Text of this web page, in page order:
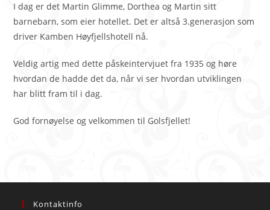
I dag er det Martin Glimme, Dorthea og Martin sitt
barnebarn, som eier hotellet. Det er altså 3.generasjon som
driver Kamben Høyfjellshotell nå.
Veldig artig med dette påskeintervjuet fra 1935 og høre
hvordan de hadde det da, når vi ser hvordan utviklingen
har blitt fram til i dag.
God fornøyelse og velkommen til Golsfjellet!
Kontaktinfo